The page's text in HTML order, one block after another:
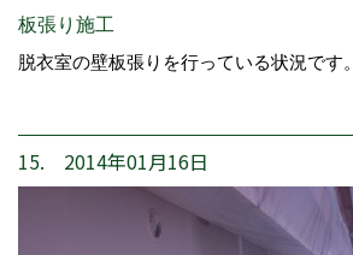
板張り施工
脱衣室の壁板張りを行っている状況です。
15. 2014年01月16日